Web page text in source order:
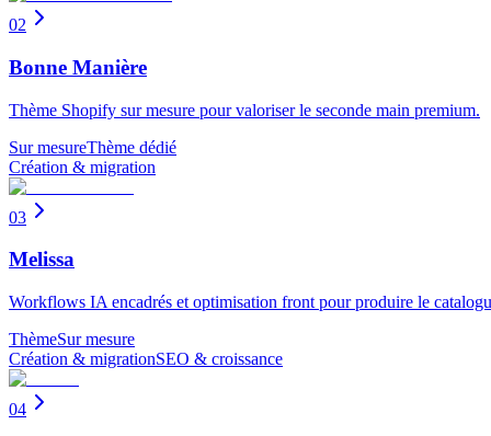
02
Bonne Manière
Thème Shopify sur mesure pour valoriser le seconde main premium.
Sur mesureThème dédié
Création & migration
03
Melissa
Workflows IA encadrés et optimisation front pour produire le
ThèmeSur mesure
Création & migrationSEO & croissance
04